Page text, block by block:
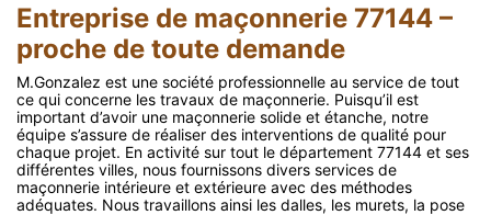
Entreprise de maçonnerie 77144 –
proche de toute demande
M.Gonzalez est une société professionnelle au service de tout
ce qui concerne les travaux de maçonnerie. Puisqu’il est
important d’avoir une maçonnerie solide et étanche, notre
équipe s’assure de réaliser des interventions de qualité pour
chaque projet. En activité sur tout le département 77144 et ses
différentes villes, nous fournissons divers services de
maçonnerie intérieure et extérieure avec des méthodes
adéquates. Nous travaillons ainsi les dalles, les murets, la pose